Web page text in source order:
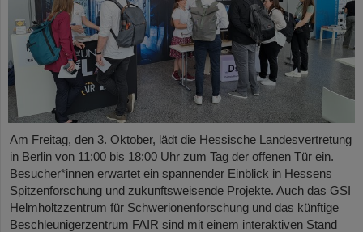
Am Freitag, den 3. Oktober, lädt die Hessische Landesvertretung
in Berlin von 11:00 bis 18:00 Uhr zum Tag der offenen Tür ein.
Besucher*innen erwartet ein spannender Einblick in Hessens
Spitzenforschung und zukunftsweisende Projekte. Auch das GSI
Helmholtzzentrum für Schwerionenforschung und das künftige
Beschleunigerzentrum FAIR sind mit einem interaktiven Stand